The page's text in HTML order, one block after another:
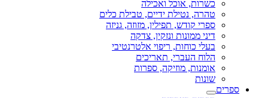
כשרות, אוכל ואכילה
טהרה, נטילת ידיים, טבילת כלים
ספרי קודש, תפילין, מזוזה, גניזה
דיני ממונות ונזקין, צדקה
בעלי כוחות, ריפוי אלטרנטיבי
הלוח העברי, תאריכים
אומנות, מוזיקה, ספרות
שונות
ספרים